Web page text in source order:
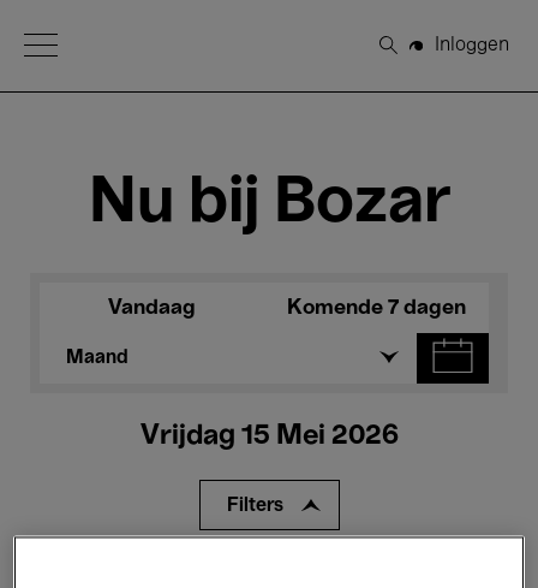
Open Menu
Zoeken
Inloggen
Nu bij Bozar
Vandaag Komende 7 dagen
Maand
Vrijdag 15 Mei 2026
Filters